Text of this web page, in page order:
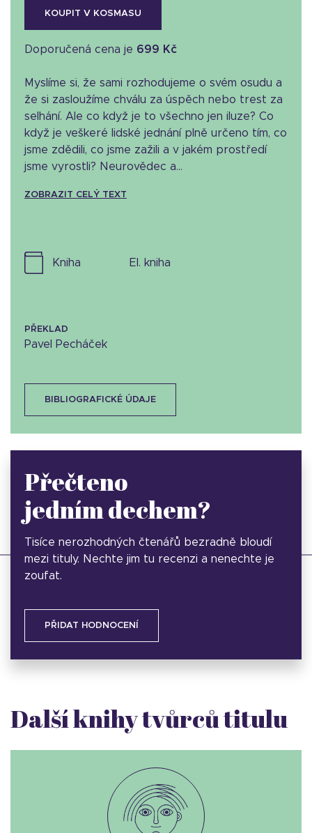
KOUPIT V KOSMASU
Doporučená cena je 699 Kč
Myslíme si, že sami rozhodujeme o svém osudu a
že si zasloužíme chválu za úspěch nebo trest za
selhání. Ale co když je to všechno jen iluze? Co
když je veškeré lidské jednání plně určeno tím, co
jsme zdědili, co jsme zažili a v jakém prostředí
jsme vyrostli? Neurovědec a...
ZOBRAZIT CELÝ TEXT
kniha el. kniha
PŘEKLAD
Pavel Pecháček
BIBLIOGRAFICKÉ ÚDAJE
Přečteno
jedním dechem?
Tisíce nerozhodných čtenářů bezradně bloudí
mezi tituly. Nechte jim tu recenzi a nenechte je
zoufat.
PŘIDAT HODNOCENÍ
Další knihy tvůrců titulu